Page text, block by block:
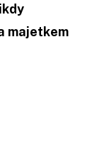
majetkem